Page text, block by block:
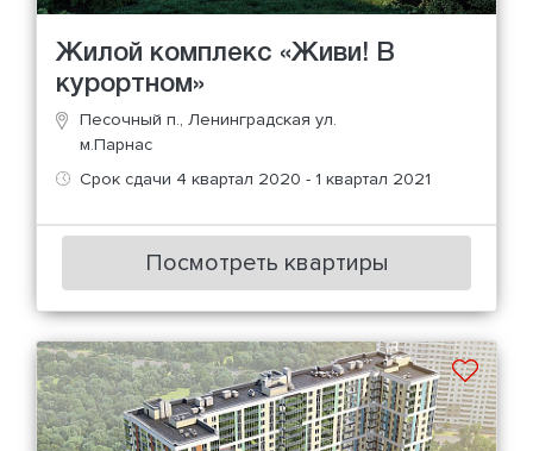
Жилой комплекс «Живи! В
курортном»
Песочный п., Ленинградская ул.
м.Парнас
Срок сдачи 4 квартал 2020 - 1 квартал 2021
Посмотреть квартиры